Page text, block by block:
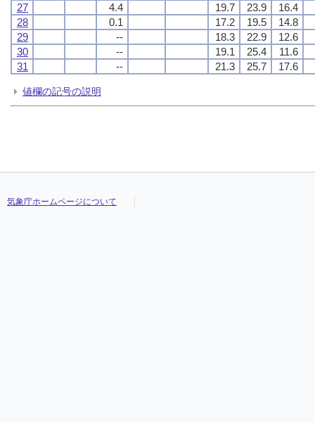
27
4.4 19.7 23.9
16.4
28
0.1 17.2 19.5
14.8
29
-- 18.3 22.9
12.6
30
-- 19.1 25.4
11.6
31
-- 21.3 25.7 17.6
値欄の記号の説明
気象庁ホームページについて